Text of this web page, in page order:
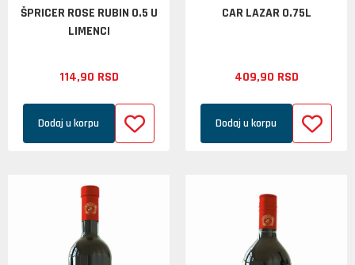
ŠPRICER ROSE RUBIN 0.5 U
LIMENCI
114,90 RSD
Dodaj u korpu
CAR LAZAR 0.75L
409,90 RSD
Dodaj u korpu